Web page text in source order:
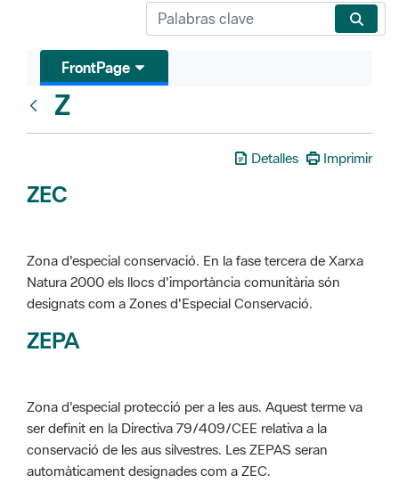
FrontPage
Z
Detalles Imprimir
ZEC
Zona d'especial conservació. En la fase tercera de Xarxa
Natura 2000 els llocs d'importància comunitària són
designats com a Zones d'Especial Conservació.
ZEPA
Zona d'especial protecció per a les aus. Aquest terme va
ser definit en la Directiva 79/409/CEE relativa a la
conservació de les aus silvestres. Les ZEPAS seran
automàticament designades com a ZEC.